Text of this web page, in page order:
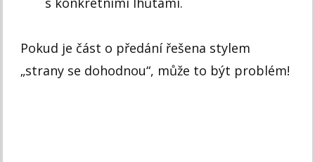
Pokud je část o předání řešena stylem
„strany se dohodnou“, může to být problém!